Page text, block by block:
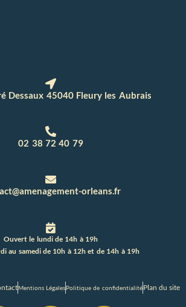
Dessaux 45040 Fleury les Aubrais
02 38 72 40 79
orleans.fr
Ouvert le lundi de 14h à 19h
au samedi de 10h à 12h et de 14h à 19h
Mentions LégalesPolitique de confidentialitéPlan du site